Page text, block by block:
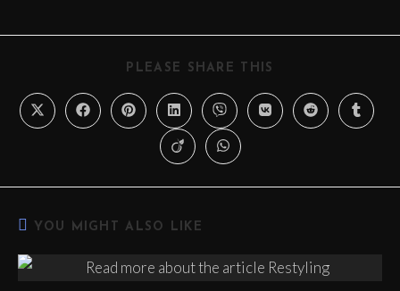
PLEASE SHARE THIS
YOU MIGHT ALSO LIKE